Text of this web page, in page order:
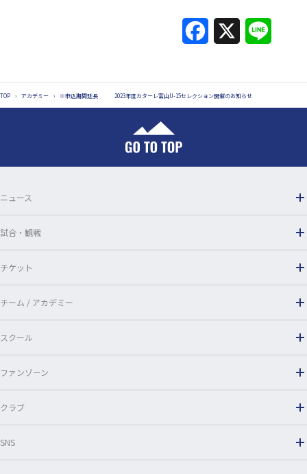
e
k
e
TOP › アカデミー › ※申込期間延長 2023年度カターレ富山U-15セレクション開催のお知らせ
ニュース
試合・観戦
チケット
チーム / アカデミー
スクール
ファンゾーン
クラブ
SNS